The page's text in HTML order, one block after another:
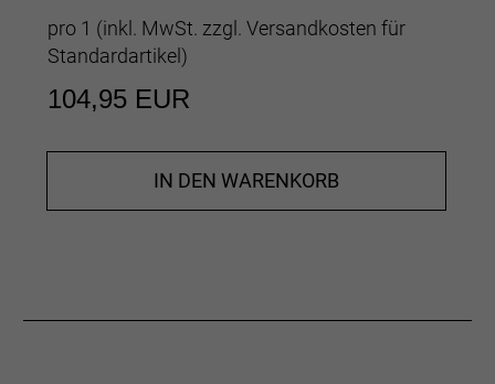
pro 1 (inkl. MwSt. zzgl. Versandkosten für
Standardartikel)
104,95 EUR
IN DEN WARENKORB